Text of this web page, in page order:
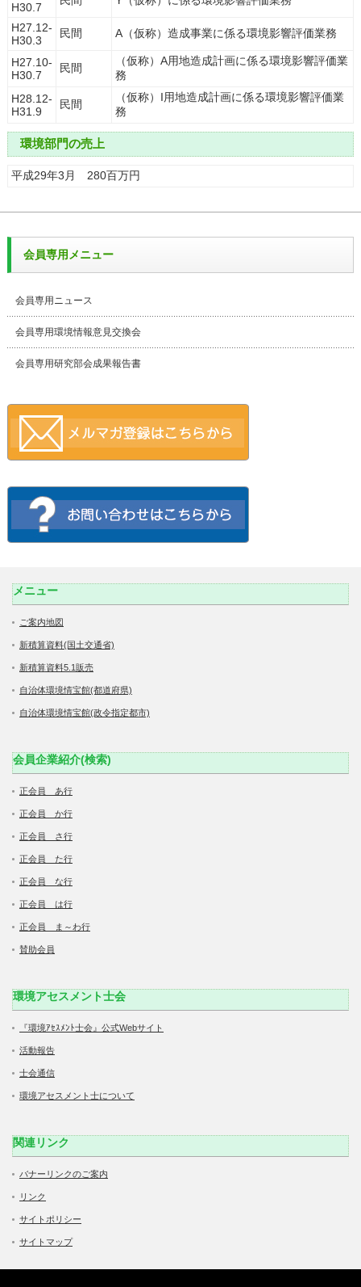
H30.7
H27.12-
H30.3
民間 A（仮称）造成事業に係る環境影響評価業務
H27.10-
H30.7
民間
（仮称）A用地造成計画に係る環境影響評価業
務
H28.12-
H31.9
民間
（仮称）I用地造成計画に係る環境影響評価業
務
環境部門の売上
平成29年3月 280百万円
会員専用メニュー
会員専用ニュース
会員専用環境情報意見交換会
会員専用研究部会成果報告書
メニュー
ご案内地図
新積算資料(国土交通省)
新積算資料5.1販売
自治体環境情宝館(都道府県)
自治体環境情宝館(政令指定都市)
会員企業紹介(検索)
正会員 あ行
正会員 か行
正会員 さ行
正会員 た行
正会員 な行
正会員 は行
正会員 ま～わ行
賛助会員
環境アセスメント士会
『環境ｱｾｽﾒﾝﾄ士会』公式Webサイト
活動報告
士会通信
環境アセスメント士について
関連リンク
バナーリンクのご案内
リンク
サイトポリシー
サイトマップ